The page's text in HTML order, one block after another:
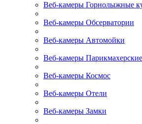
Веб-камеры Горнолыжные
Веб-камеры Обсерватории
Веб-камеры Автомойки
Веб-камеры Парикмахерские
Веб-камеры Космос
Веб-камеры Отели
Веб-камеры Замки